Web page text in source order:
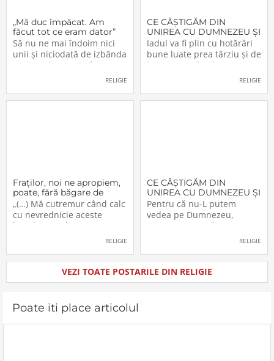
„Mă duc împăcat. Am
făcut tot ce eram dator”
Să nu ne mai îndoim nici
unii şi niciodată de izbânda
şi viitorul acestei sfinte
mai putea desfiinţa.
RELIGIE
CE CÂŞTIGĂM DIN
UNIREA CU DUMNEZEU ŞI
CU FRAŢII (VI)
Iadul va fi plin cu hotărâri
bune luate prea târziu şi de
lacrimi nemângâiate
vărsate prea târziu. Lumea
păcătoşi nemântuiţi, care
RELIGIE
Fraţilor, noi ne apropiem,
poate, fără băgare de
seamă de aceşti «munţi»
„(…) Mă cutremur când calc
cu nevrednicie aceste
locuri pe unde au trecut
înaintaşii noştri. Şi cred că
postura aceasta. M-am
gândit, de multe ori, chiar
când mergeam pe
Beiuşului, prima
RELIGIE
CE CÂŞTIGĂM DIN
UNIREA CU DUMNEZEU ŞI
CU FRAŢII (V)
Pentru că nu-L putem
vedea pe Dumnezeu,
aceasta nu ne răpeşte
libertatea şi dreptul de a-L
înzestrat pe om, creatura
Sa, cu cinci simţuri. Ceea ce
nu vedem simţim, sau
RELIGIE
VEZI TOATE POSTARILE DIN RELIGIE
Poate iti place articolul